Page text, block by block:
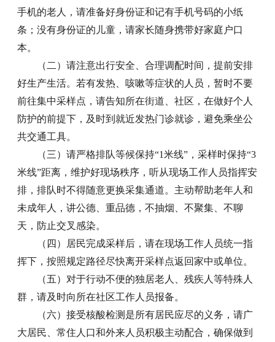
手机的老人，请准备好身份证和记有手机号码的小纸
条；没有身份证的儿童，请家长随身携带好家庭户口
本。
（二）请注意出行安全、合理调配时间，提前安排
好生产生活。若有发热、咳嗽等症状的人员，暂时不要
前往集中采样点，请告知所在街道、社区，在做好个人
防护的前提下，及时到就近发热门诊就诊，避免乘坐公
共交通工具。
（三）请严格排队等候保持“1米线”，采样时保持“3
米线”距离，维护好现场秩序，听从现场工作人员指挥安
排，排队时不得随意更换采集通道。主动帮助老年人和
未成年人，讲公德、重品德，不抽烟、不聚集、不聊
天，防止交叉感染。
（四）居民完成采样后，请在现场工作人员统一指
挥下，按照规定路径尽快离开采样点返回家中或单位。
（五）对于行动不便的独居老人、残疾人等特殊人
群，请及时向所在社区工作人员报备。
（六）接受核酸检测是所有居民应尽的义务，请广
大居民、常住人口和外来人员积极主动配合，确保做到